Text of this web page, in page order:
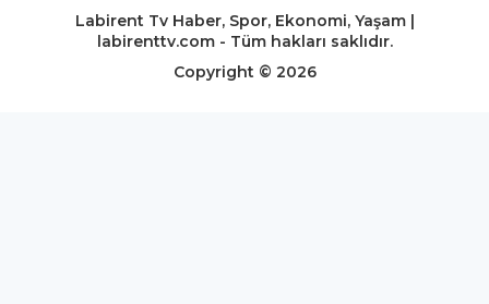
Labirent Tv Haber, Spor, Ekonomi, Yaşam |
labirenttv.com - Tüm hakları saklıdır.
Copyright © 2026